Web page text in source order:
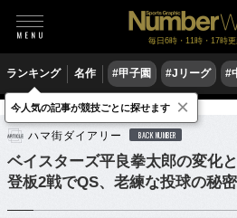
毎日6時・11時・17時更
ランキング 名作 #甲子園 #Jリーグ #
野球 プロ野球
ハマ街ダイアリー BACK NUMBER
ベイスターズ平良拳太郎の変化と
登板2戦でQS、老練な投球の秘密
今人気の記事が競技ごとに探せます ×